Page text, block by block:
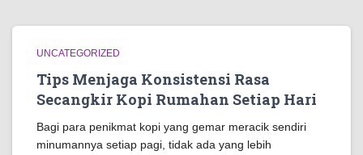
UNCATEGORIZED
Tips Menjaga Konsistensi Rasa
Secangkir Kopi Rumahan Setiap Hari
Bagi para penikmat kopi yang gemar meracik sendiri
minumannya setiap pagi, tidak ada yang lebih